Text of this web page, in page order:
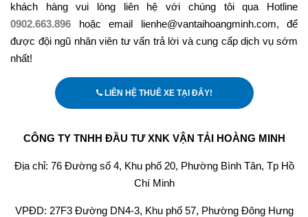
khách hàng vui lòng liên hệ với chúng tôi qua Hotline
0902.663.896 hoặc email lienhe@vantaihoangminh.com, để
được đội ngũ nhân viên tư vấn trả lời và cung cấp dịch vụ sớm
nhất!
LIÊN HỆ THUÊ XE TẠI ĐÂY!
CÔNG TY TNHH ĐẦU TƯ XNK VẬN TẢI HOÀNG MINH
Địa chỉ: 76 Đường số 4, Khu phố 20, Phường Bình Tân, Tp Hồ
Chí Minh
VPĐD: 27F3 Đường DN4-3, Khu phố 57, Phường Đông Hưng